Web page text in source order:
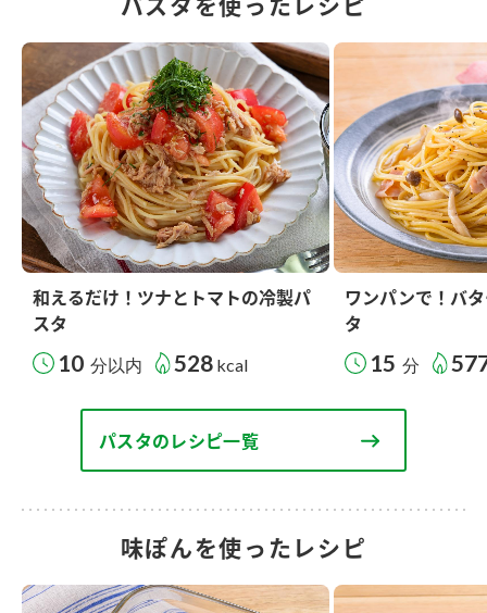
和えるだけ！ツナとトマトの冷製パ
スタ
10 分以内 528 kcal
ワンパンで！バ
タ
15 分
パスタのレシピ一覧
味ぽんを使ったレシピ